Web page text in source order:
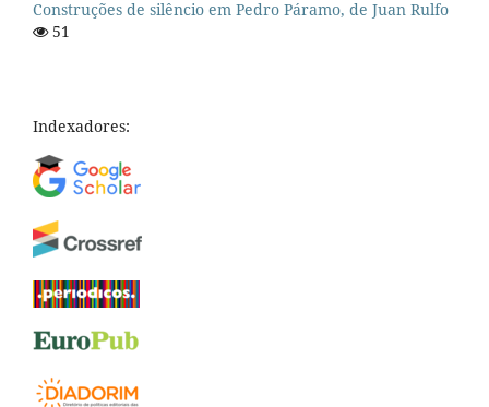
Construções de silêncio em Pedro Páramo, de Juan Rulfo
51
Indexadores: